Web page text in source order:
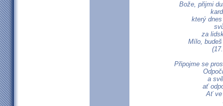
Bože, přijmi
který
za
Mílo,
Připojme se
a
ať
Ať ve